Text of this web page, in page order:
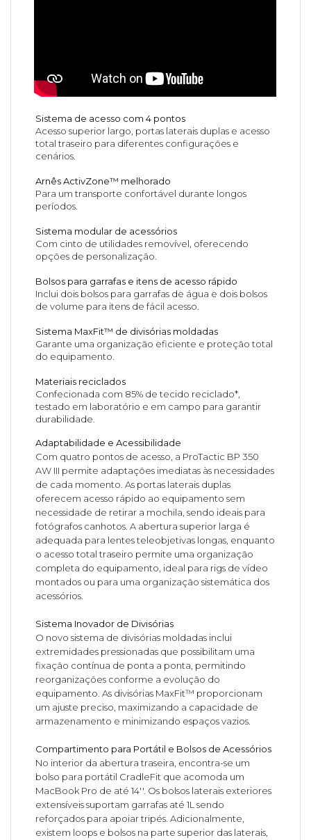
Sistema de acesso com 4 pontos
Acesso superior largo, portas laterais duplas e acesso
total traseiro para diferentes configurações e
cenários.
Arnês ActivZone™ melhorado
Para um transporte confortável durante longos
períodos.
Sistema modular de acessórios
Com cinto de utilidades removível, oferecendo
opções de personalização.
Bolsos para garrafas e itens de acesso rápido
Inclui dois bolsos para garrafas de água e dois bolsos
de volume para itens de fácil acesso.
Sistema MaxFit™ de divisórias moldadas
Garante uma organização eficiente e proteção total
do equipamento.
Materiais reciclados
Confecionada com 85% de tecido reciclado*,
testado em laboratório e em campo para garantir
durabilidade.
Adaptabilidade e Acessibilidade
Com quatro pontos de acesso, a ProTactic BP 350
AW III permite adaptações imediatas às necessidades
de cada momento. As portas laterais duplas
oferecem acesso rápido ao equipamento sem
necessidade de retirar a mochila, sendo ideais para
fotógrafos canhotos. A abertura superior larga é
adequada para lentes teleobjetivas longas, enquanto
o acesso total traseiro permite uma organização
completa do equipamento, ideal para rigs de vídeo
montados ou para uma organização sistemática dos
acessórios.
Sistema Inovador de Divisórias
O novo sistema de divisórias moldadas inclui
extremidades pressionadas que possibilitam uma
fixação contínua de ponta a ponta, permitindo
reorganizações conforme a evolução do
equipamento. As divisórias MaxFit™ proporcionam
um ajuste preciso, maximizando a capacidade de
armazenamento e minimizando espaços vazios.
Compartimento para Portátil e Bolsos de Acessórios
No interior da abertura traseira, encontra-se um
bolso para portátil CradleFit que acomoda um
MacBook Pro de até 14''. Os bolsos laterais exteriores
extensíveis suportam garrafas até 1L sendo
reforçados para apoiar tripés. Adicionalmente,
existem loops e bolsos na parte superior das laterais,